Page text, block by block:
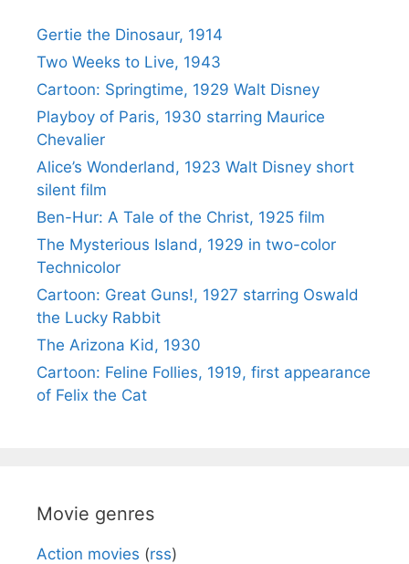
Gertie the Dinosaur, 1914
Two Weeks to Live, 1943
Cartoon: Springtime, 1929 Walt Disney
Playboy of Paris, 1930 starring Maurice
Chevalier
Alice’s Wonderland, 1923 Walt Disney short
silent film
Ben-Hur: A Tale of the Christ, 1925 film
The Mysterious Island, 1929 in two-color
Technicolor
Cartoon: Great Guns!, 1927 starring Oswald
the Lucky Rabbit
The Arizona Kid, 1930
Cartoon: Feline Follies, 1919, first appearance
of Felix the Cat
Movie genres
Action movies (rss)